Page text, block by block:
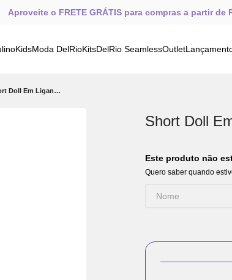
Aproveite o FRETE GRÁTIS para compras a partir de
KidsModa DelRioKitsDelRio SeamlessOutlet
Short Doll Em Liganete Estampa Aquarela
Short Doll
Este produto não
Quero saber quando